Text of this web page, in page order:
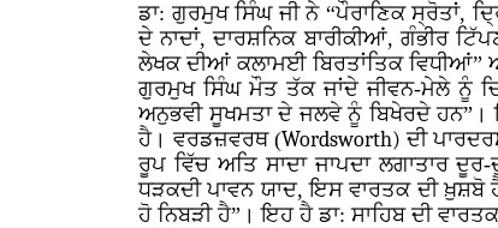
ਡਾ: ਗੁਰਮੁਖ ਸਿੰਘ ਜੀ ਨੇ “ਪੌਰਾਣਿਕ ਸ੍ਰੋਤਾਂ,
ਦੇ ਨਾਦਾਂ, ਦਾਰਸ਼ਨਿਕ ਬਾਰੀਕੀਆਂ, ਗੰਭੀਰ
ਲੇਖਕ ਦੀਆਂ ਕਲਾਮਈ ਬਿਰਤਾਂਤਿਕ ਵਿਧੀਆਂ”
ਗੁਰਮੁਖ ਸਿੰਘ ਮੌਤ ਤੱਕ ਜਾਂਦੇ ਜੀਵਨ-ਮੇਲੇ ਨੂੰ
ਅਨੁਭਵੀ ਸੂਖਮਤਾ ਦੇ ਜਲਵੇ ਨੂੰ ਬਿਖੇਰਦੇ ਹਨ”।
ਹੈ। ਵਰਡਜ਼ਵਰਥ (Wordsworth) ਦੀ
ਰੂਪ ਵਿੱਚ ਅਤਿ ਸਾਦਾ ਜਾਪਦਾ ਲਗਾਤਾਰ
ਧੜਕਦੀ ਪਾਵਨ ਯਾਦ, ਇਸ ਵਾਰਤਕ ਦੀ ਖ਼ੁਸ਼ਬੋ
ਹੋ ਨਿਬੜੀ ਹੈ”। ਇਹ ਹੈ ਡਾ: ਸਾਹਿਬ ਦੀ